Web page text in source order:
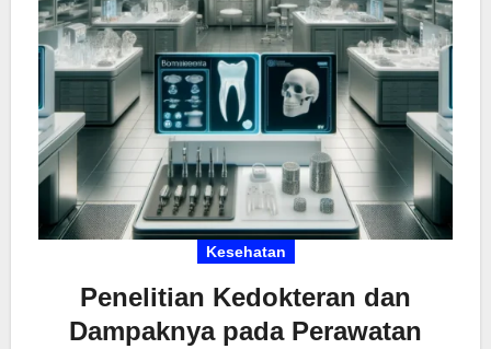
Kesehatan
Penelitian Kedokteran dan
Dampaknya pada Perawatan